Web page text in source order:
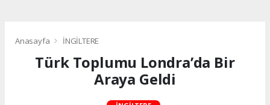
Anasayfa İNGİLTERE
Türk Toplumu Londra’da Bir
Araya Geldi